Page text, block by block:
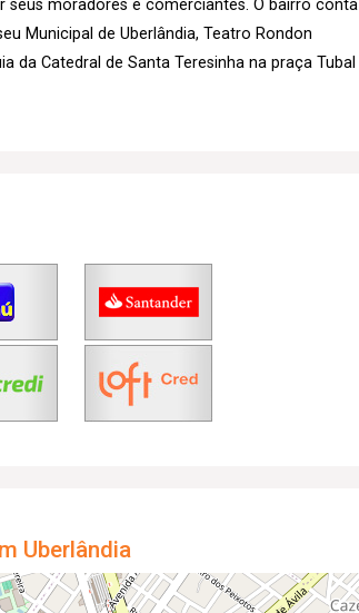
seus moradores e comerciantes. O bairro conta
Municipal de Uberlândia, Teatro Rondon
da Catedral de Santa Teresinha na praça Tubal
Uberlândia